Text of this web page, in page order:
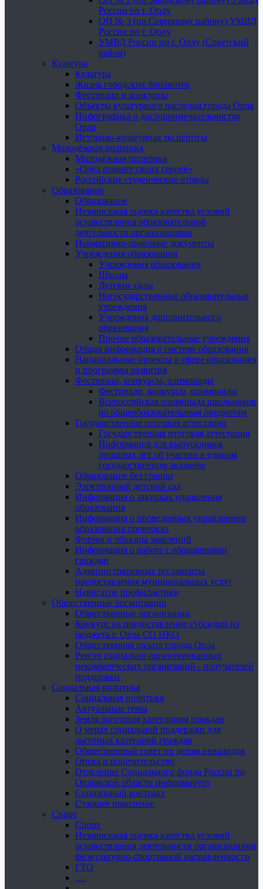
России по г. Орлу
ОП № 3 (по Северному району) УМВД
России по г. Орлу
УМВД России по г. Орлу (Советский
район)
Культура
Культура
Жизнь городских библиотек
Фестивали и конкурсы
Объекты культурного наследия города Орла
Инфографика о достопримечательностях
Орла
Историко-культурная экспертиза
Молодёжная политика
Молодёжная политика
«Орёл помнит своих героев»
Российские студенческие отряды
Образование
Образование
Независимая оценка качества условий
осуществления образовательной
деятельности организациями
Нормативно-правовые документы
Учреждения образования
Учреждения образования
Школы
Детские сады
Негосударственные образовательные
учреждения
Учреждения дополнительного
образования
Прочие образовательные учреждения
Общая информация о системе образования
Национальные проекты в сфере образования
и программы развития
Фестивали, конкурсы, олимпиады
Фестивали, конкурсы, олимпиады
Всероссийская олимпиада школьников
по общеобразовательным предметам
Государственная итоговая аттестация
Государственная итоговая аттестация
Информация для выпускников
прошлых лет об участии в едином
государственном экзамене
Образование без границ
Электронный детский сад
Информация о закупках управления
образования
Информация о проведенных управлением
образования проверках
Формы и образцы заявлений
Информация о работе с обращениями
граждан
Административные регламенты
предоставления муниципальных услуг
Навигатор профилактики
Общественные организации
Общественные организации
Конкурс на предоставление субсидий из
бюджета г. Орла СО НКО
Общественная палата города Орла
Реестр социально ориентированных
некоммерческих организаций - получателей
поддержки
Социальная политика
Социальная политика
Актуальные темы
Земля льготным категориям граждан
О мерах социальной поддержки для
льготных категорий граждан
Общественный совет по делам инвалидов
Опека и попечительство
Отделение Социального фонда России по
Орловской области информирует
Социальный контракт
Старшее поколение
Спорт
Спорт
Независимая оценка качества условий
осуществления деятельности организациями
физкультурно-спортивной направленности
ГТО
.....